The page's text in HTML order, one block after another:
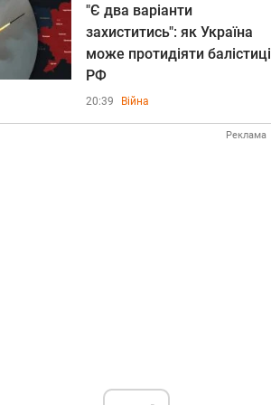
"Є два варіанти
захиститись": як Україна
може протидіяти балістиці
РФ
20:39 Війна
Реклама